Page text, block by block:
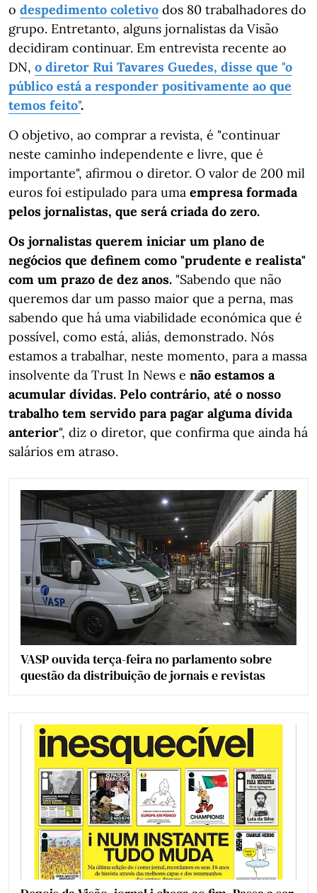
o despedimento coletivo dos 80 trabalhadores do
grupo. Entretanto, alguns jornalistas da Visão
decidiram continuar. Em entrevista recente ao
DN, o diretor Rui Tavares Guedes, disse que "o
público está a responder positivamente ao que
temos feito".
O objetivo, ao comprar a revista, é "continuar
neste caminho independente e livre, que é
importante", afirmou o diretor. O valor de 200 mil
euros foi estipulado para uma empresa formada
pelos jornalistas, que será criada do zero.
Os jornalistas querem iniciar um plano de
negócios que definem como "prudente e realista"
com um prazo de dez anos. "Sabendo que não
queremos dar um passo maior que a perna, mas
sabendo que há uma viabilidade económica que é
possível, como está, aliás, demonstrado. Nós
estamos a trabalhar, neste momento, para a massa
insolvente da Trust In News e não estamos a
acumular dívidas. Pelo contrário, até o nosso
trabalho tem servido para pagar alguma dívida
anterior", diz o diretor, que confirma que ainda há
salários em atraso.
VASP ouvida terça-feira no parlamento sobre
questão da distribuição de jornais e revistas